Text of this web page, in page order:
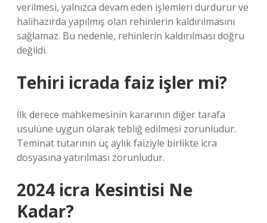
verilmesi, yalnızca devam eden işlemleri durdurur ve
halihazırda yapılmış olan rehinlerin kaldırılmasını
sağlamaz. Bu nedenle, rehinlerin kaldırılması doğru
değildi.
Tehiri icrada faiz işler mi?
İlk derece mahkemesinin kararının diğer tarafa
usulüne uygun olarak tebliğ edilmesi zorunludur.
Teminat tutarının üç aylık faiziyle birlikte icra
dosyasına yatırılması zorunludur.
2024 icra Kesintisi Ne
Kadar?